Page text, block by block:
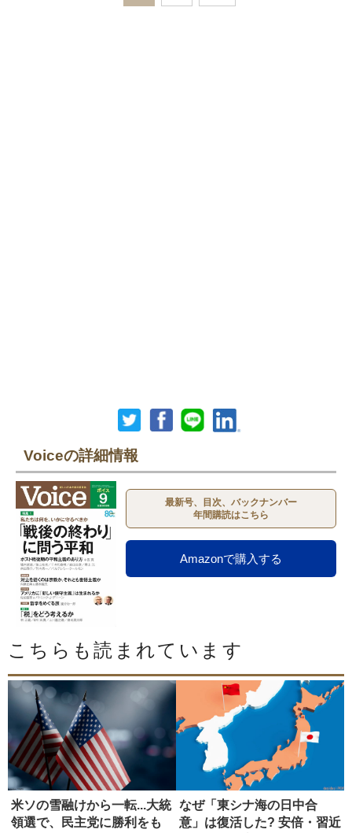
Voiceの詳細情報
最新号、目次、バックナンバー
年間購読はこちら
Amazonで購入する
こちらも読まれています
米ソの雪融けから一転...大統
領選で、民主党に勝利をも
なぜ「東シナ海の日中合
意」は復活した? 安倍・習近